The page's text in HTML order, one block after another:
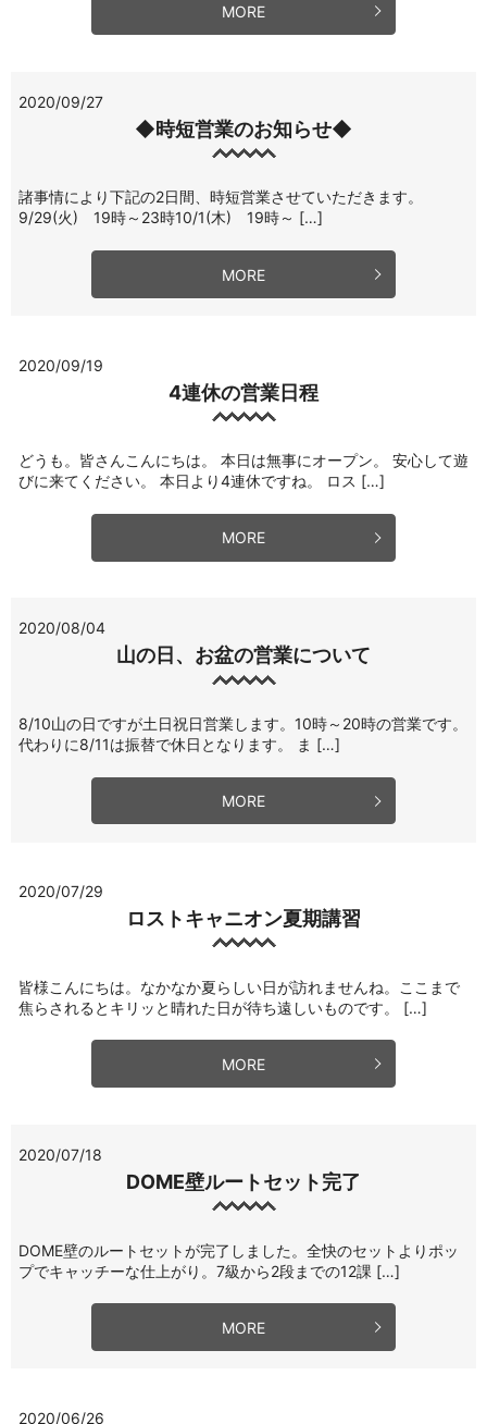
MORE
2020/09/27
◆時短営業のお知らせ◆
諸事情により下記の2日間、時短営業させていただきます。
9/29(火) 19時～23時10/1(木) 19時～ […]
MORE
2020/09/19
4連休の営業日程
どうも。皆さんこんにちは。 本日は無事にオープン。 安心して遊
びに来てください。 本日より4連休ですね。 ロス […]
MORE
2020/08/04
山の日、お盆の営業について
8/10山の日ですが土日祝日営業します。10時～20時の営業です。
代わりに8/11は振替で休日となります。 ま […]
MORE
2020/07/29
ロストキャニオン夏期講習
皆様こんにちは。なかなか夏らしい日が訪れませんね。ここまで
焦らされるとキリッと晴れた日が待ち遠しいものです。 […]
MORE
2020/07/18
DOME壁ルートセット完了
DOME壁のルートセットが完了しました。全快のセットよりポッ
プでキャッチーな仕上がり。7級から2段までの12課 […]
MORE
2020/06/26